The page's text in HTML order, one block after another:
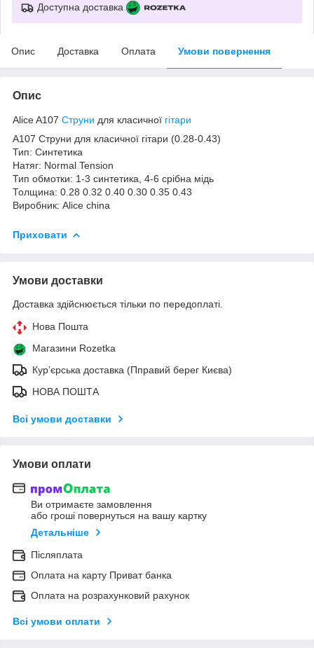
Доступна доставка
Опис Доставка Оплата Умови повернення
Опис
Alice A107 Струни для класичної гітари
A107 Струни для класичної гітари (0.28-0.43)
Тип: Синтетика
Натяг: Normal Tension
Тип обмотки: 1-3 синтетика, 4-6 срібна мідь
Толщина: 0.28 0.32 0.40 0.30 0.35 0.43
Виробник: Alice china
Приховати
Умови доставки
Доставка здійснюється тільки по передоплаті.
Нова Пошта
Магазини Rozetka
Кур’єрська доставка (Пправий берег Києва)
НОВА ПОШТА
Всі умови доставки
Умови оплати
Ви отримаєте замовлення
або гроші повернуться на вашу картку
Детальніше
Післяплата
Оплата на карту Приват банка
Оплата на розрахунковий рахунок
Всі умови оплати